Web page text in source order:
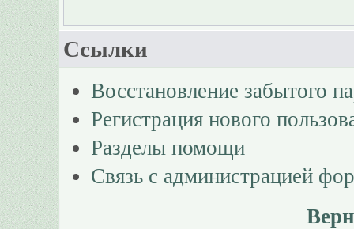
Ссылки
Восстановление забытого
Регистрация нового
Разделы помощи
Связь с администрацией